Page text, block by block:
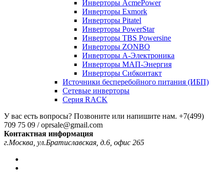
Инверторы AcmePower
Инверторы Exmork
Инверторы Pitatel
Инверторы PowerStar
Инверторы TBS Powersine
Инверторы ZONBO
Инверторы А-Электроника
Инверторы МАП-Энергия
Инверторы Сибконтакт
Источники бесперебойного питания (ИБП)
Сетевые инверторы
Серия RACK
У вас есть вопросы? Позвоните или напишите нам. +7(499)
709 75 09 / oprsale@gmail.com
Контактная информация
г.Москва, ул.Братиславская, д.6, офис 265